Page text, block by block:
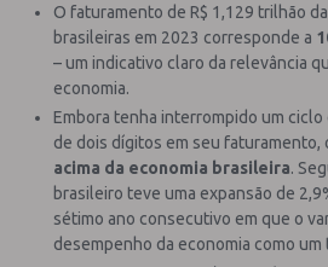
O faturamento de R$ 1,129 trilhão
brasileiras em 2023 corresponde a
– um indicativo claro da relevância
economia.
Embora tenha interrompido um
de dois dígitos em seu faturamento,
acima da economia brasileira.
brasileiro teve uma expansão de
sétimo ano consecutivo em que o
desempenho da economia como um